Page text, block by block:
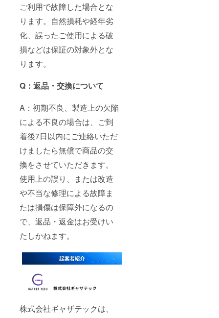
ご利用で故障した場合とな
ります。自然損耗や経年劣
化、誤ったご使用による破
損などは保証の対象外とな
ります。
Q：返品・交換について
A：初期不良、製造上の欠陥
による不良の場合は、ご到
着後7日以内にご連絡いただ
けましたら無償で商品の交
換をさせていただきます。
使用上の誤り、または改造
や不当な修理による故障ま
たは損傷は保障外になるの
で、返品・返金はお受けい
たしかねます。
株式会社ギャザテックは、